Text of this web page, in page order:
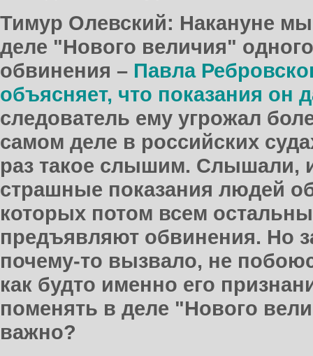
Тимур Олевский: Накануне
деле "Нового величия"
обвинения – Павла
объясняет, что показания он
следователь ему угрожал
самом деле в российских
раз такое слышим. Слышали,
страшные показания людей
которых потом всем
предъявляют обвинения. Но
почему-то вызвало, не
как будто именно его
поменять в деле "Нового
важно?